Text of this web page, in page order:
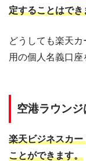
定することはでき
どうしても楽天
用の個人名義口座
空港ラウンジ
楽天ビジネスカ
ことができます。